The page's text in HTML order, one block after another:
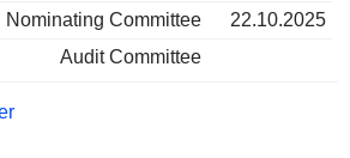
Nominating Committee
22.10.2025
Audit Committee